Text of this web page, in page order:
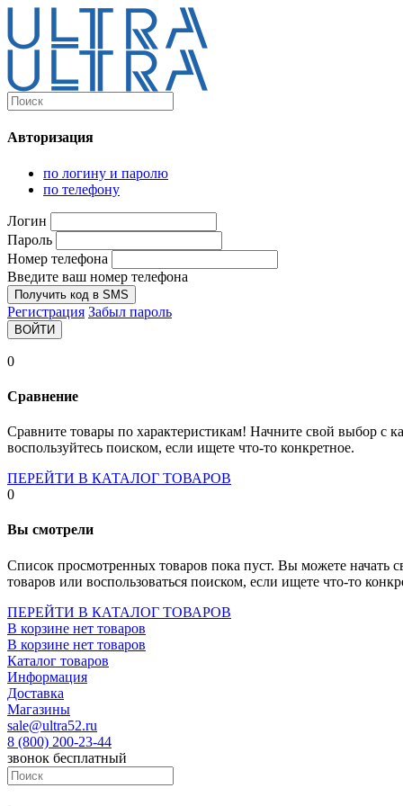
Каталог
Компьютеры и комплектующие
Персональные компьютеры
Моноблоки
Мониторы
Комплектующие
Socket-2066
Socket-775
Socket-fm2
Socket-am4
Socket- intel s1151
Socket- intel s2066
Socket- intel s1700
Авторизация
по логину и паролю
по телефону
Логин
Пароль
Номер телефона
Введите ваш номер телефона
Получить код в SMS
Регистрация Забыл пароль
ВОЙТИ
0
Сравнение
Сравните товары по характеристикам! Начните свой выбор с
воспользуйтесь поиском, если ищете что-то конкретное.
ПЕРЕЙТИ В КАТАЛОГ ТОВАРОВ
0
Вы смотрели
Список просмотренных товаров пока пуст. Вы можете начать
товаров или воспользоваться поиском, если ищете что-то
ПЕРЕЙТИ В КАТАЛОГ ТОВАРОВ
В корзине нет товаров
В корзине нет товаров
Каталог товаров
Информация
Доставка
Магазины
sale@ultra52.ru
8 (800) 200-23-44
звонок бесплатный